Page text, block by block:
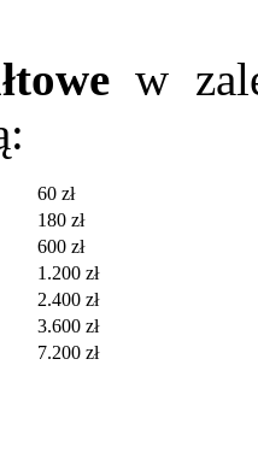
w
60 zł
180 zł
600 zł
1.200 zł
2.400 zł
3.600 zł
7.200 zł